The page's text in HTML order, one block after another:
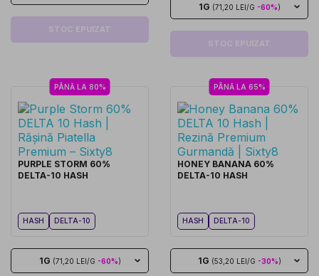
STOC EPUIZAT
1G (71,20 LEI/G -60%)
STOC EPUIZAT
PÂNĂ LA 80%
PURPLE STORM 60%
DELTA-10 HASH
HASH DELTA-10
1G (71,20 LEI/G -60%)
PÂNĂ LA 65%
HONEY BANANA 60%
DELTA-10 HASH
HASH DELTA-10
1G (53,20 LEI/G -30%)